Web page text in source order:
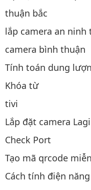
thuận bắc
lắp camera an
camera bình thuận
Tính toán dung
Khóa từ
tivi
Lắp đặt camera
Check Port
Tạo mã qrcode
Cách tính điện